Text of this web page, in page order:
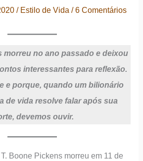
/ Estilo de Vida /6 Comentários
morreu no ano passado e deixou
interessantes para reflexão.
e porque, quando um bilionário
de vida resolve falar após sua
devemos ouvir.
Boone Pickens morreu em 11 de